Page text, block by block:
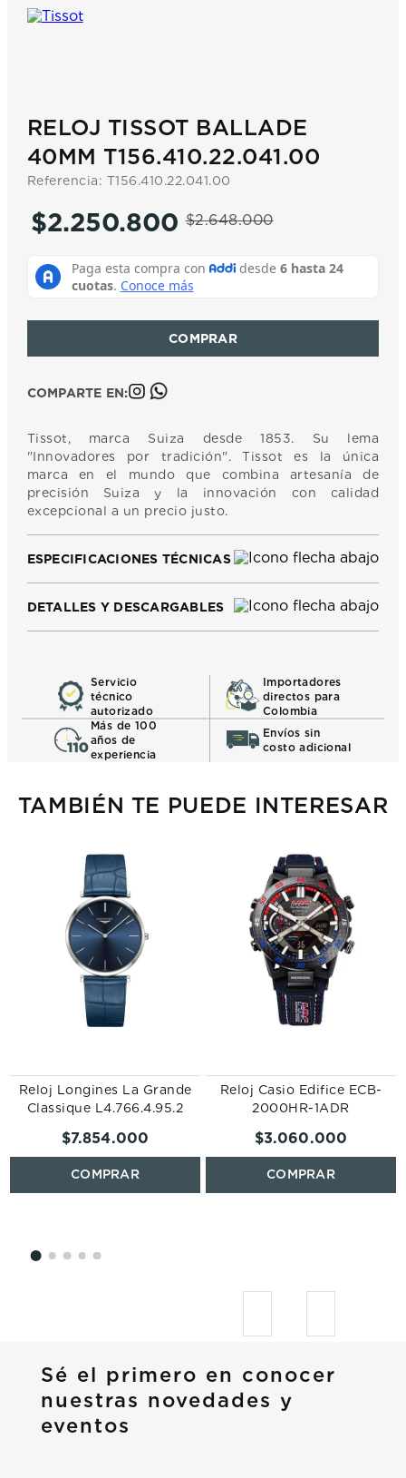
RELOJ TISSOT BALLADE
40MM T156.410.22.041.00
Referencia: T156.410.22.041.00
$2.648.000
$2.250.800
COMPARTE EN:
Tissot, marca Suiza desde 1853. Su lema
"Innovadores por tradición". Tissot es la única
marca en el mundo que combina artesanía de
precisión Suiza y la innovación con calidad
excepcional a un precio justo.
ESPECIFICACIONES TÉCNICAS
DETALLES Y DESCARGABLES
Servicio
técnico
autorizado
Importadores
directos para
Colombia
Más de 100
años de
experiencia
Envíos sin
costo adicional
TAMBIÉN TE PUEDE INTERESAR
Reloj Longines La Grande
Classique L4.766.4.95.2
$7.854.000
Reloj Casio Edifice ECB-
2000HR-1ADR
$3.060.000
Sé el primero en conocer
nuestras novedades y
eventos